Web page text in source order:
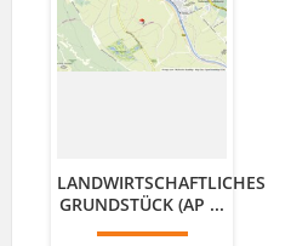
LANDWIRTSCHAFTLICHES
GRUNDSTÜCK (AP ...